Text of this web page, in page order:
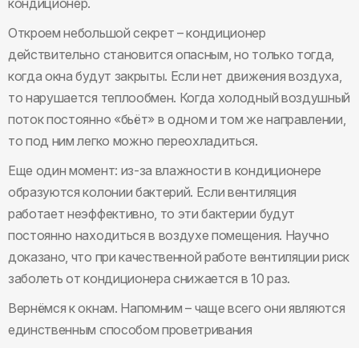
кондиционер.
Откроем небольшой секрет – кондиционер
действительно становится опасным, но только тогда,
когда окна будут закрыты. Если нет движения воздуха,
то нарушается теплообмен. Когда холодный воздушный
поток постоянно «бьёт» в одном и том же направлении,
то под ним легко можно переохладиться.
Еще один момент: из-за влажности в кондиционере
образуются колонии бактерий. Если вентиляция
работает неэффективно, то эти бактерии будут
постоянно находиться в воздухе помещения. Научно
доказано, что при качественной работе вентиляции риск
заболеть от кондиционера снижается в 10 раз.
Вернёмся к окнам. Напомним – чаще всего они являются
единственным способом проветривания